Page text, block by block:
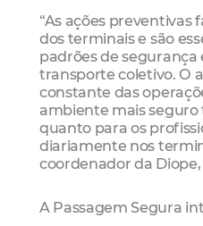
“As ações preventivas
dos terminais e são
padrões de segurança
transporte coletivo. O
constante das
ambiente mais seguro
quanto para os
diariamente nos
coordenador da
A Passagem Segura